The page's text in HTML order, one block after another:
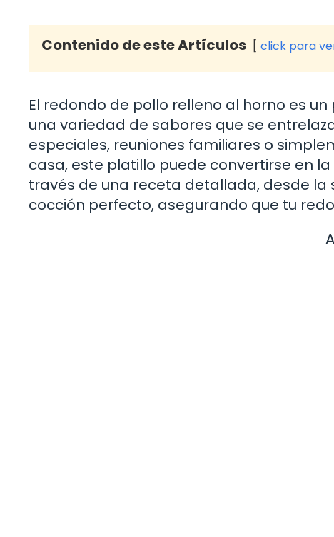
Contenido de este Artículos click para
El redondo de pollo relleno al horno es
una variedad de sabores que se
especiales, reuniones familiares o
casa, este platillo puede convertirse en
través de una receta detallada, desde
cocción perfecto, asegurando que tu